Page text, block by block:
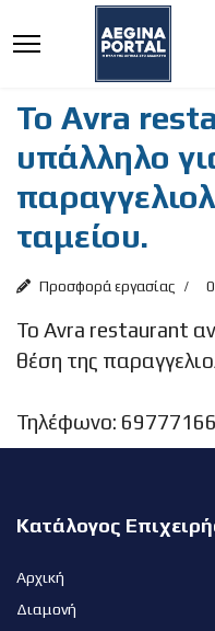
Το Αvra
υπάλληλο
ταμείου.
Προσφορά εργασίας
Το Αvra restaurant
θέση της
Τηλέφωνο:
Κατάλογος
Αρχική
Διαμονή